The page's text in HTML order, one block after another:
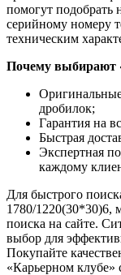
помогут подобрать
серийному номеру
техническим
Почему выбирают
дробилок;
Гарантия на
Быстрая
Экспертная
каждому
Для быстрого
1780/1220(30*30)6,
поиска на сайте.
выбор для
Покупайте
«Карьерном клубе»